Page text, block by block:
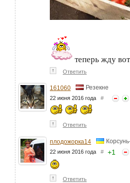
теперь жду
↑ Ответить
161060 Резекне
22 июня 2016 года #
↑ Ответить
плодожорка14
22 июня 2016 года # +1
↑ Ответить